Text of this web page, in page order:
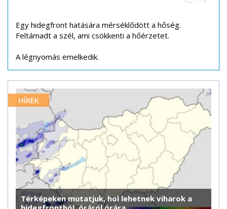
Egy hidegfront hatására mérséklődött a hőség.
Feltámadt a szél, ami csökkenti a hőérzetet.
A légnyomás emelkedik.
HÍREK
Térképeken mutatjuk, hol lehetnek viharok a